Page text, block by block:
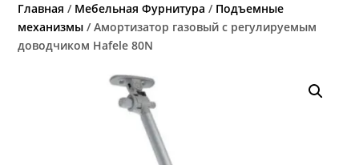
Главная / Мебельная Фурнитура / Подъемные
механизмы / Амортизатор газовый с регулируемым
доводчиком Hafele 80N